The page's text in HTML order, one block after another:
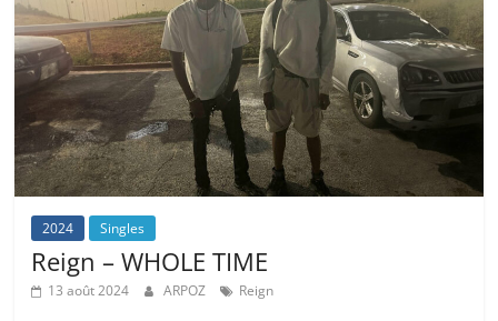
2024 Singles
Reign – WHOLE TIME
13 août 2024 ARPOZ Reign